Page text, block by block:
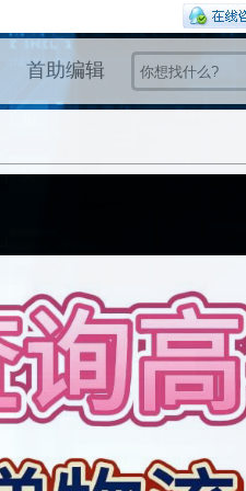
首助编辑